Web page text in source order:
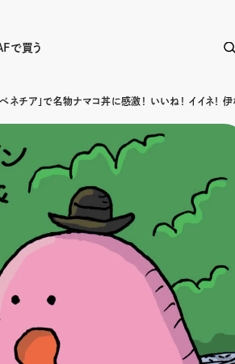
で買う
ベネチア」で名物ナマコ丼に感激！ いいね！ イイネ！ 伊